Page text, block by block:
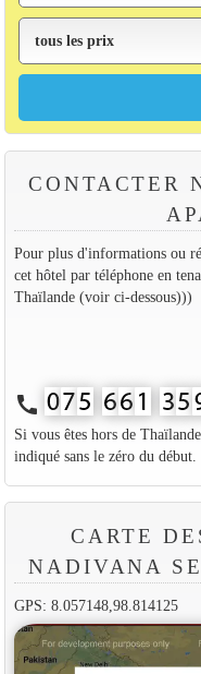
CONTACTER
Pour plus d'informations ou
cet hôtel par téléphone en
Thaïlande (voir ci-dessous)))
call
Si vous êtes hors de
indiqué sans le zéro du début.
CARTE
NADIVANA
GPS: 8.057148,98.814125